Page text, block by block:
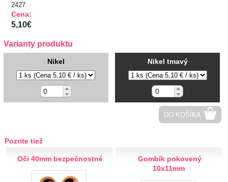
Doplnky
Gombíky
Guma
Hobby
Ihly a špendlíky
Látky-metráž
2427
Cena:
5,10€
Varianty produktu
Nikel Nikel tmavý
DO KOŠÍKA
Pozrite tiež
Oči 40mm bezpečnostné
Gombík pokovený
10x11mm